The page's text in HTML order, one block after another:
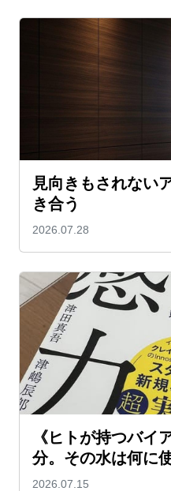
見向きもされない
き合う
2026.07.28
《ヒトが持つバイ
分。その水は何に
2026.07.15